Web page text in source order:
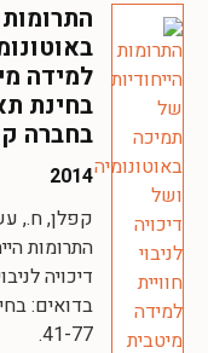
למידה
בחינת
בחברה
2014
התרומות
דיכויה
41-77.